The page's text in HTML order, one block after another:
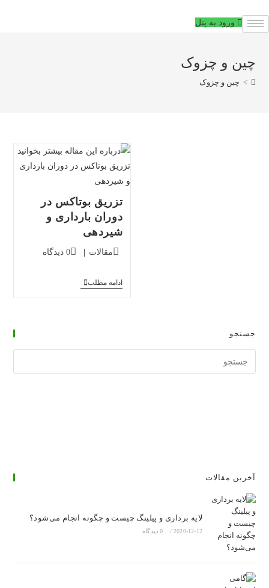
به
ورود به پنل
چین و چزوک
> چین و چزوک
تزریق بوتاکس در
دوران بارداری و
شیردهی
دسته‌بندی
مقالات
دیدگاه‌های
0 دیدگاه
ادامه مطلبتزریق
جستجو
وبسایت
آخرین مقالات
لایه برداری و پیلینگ چیست و چگونه انجام می‌شود؟
2020-12-12
/ 0 دیدگاه